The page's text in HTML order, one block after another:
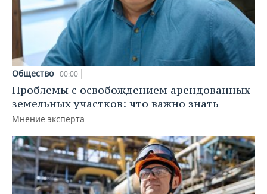
Общество 00:00
Проблемы с освобождением арендованных
земельных участков: что важно знать
Мнение эксперта